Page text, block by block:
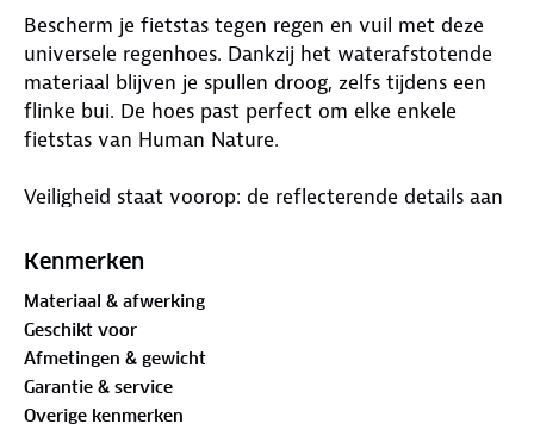
Bescherm je fietstas tegen regen en vuil met deze
universele regenhoes. Dankzij het waterafstotende
materiaal blijven je spullen droog, zelfs tijdens een
flinke bui. De hoes past perfect om elke enkele
fietstas van Human Nature.
Veiligheid staat voorop: de reflecterende details aan
donker. Zo ben je beter te zien voor andere
maakt. Met een formaat van 48 x 55 cm biedt deze
lichtgewicht regenhoes een stevige bescherming.
Laat je niet verrassen door het weer en houd je
fietstas altijd droog.
Kenmerken
Materiaal & afwerking
Geschikt voor
Afmetingen & gewicht
Garantie & service
Overige kenmerken